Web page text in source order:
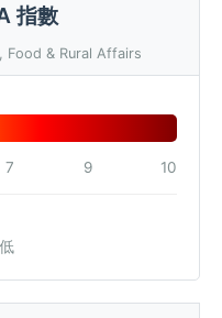
指數
Food & Rural Affairs
7 9 10